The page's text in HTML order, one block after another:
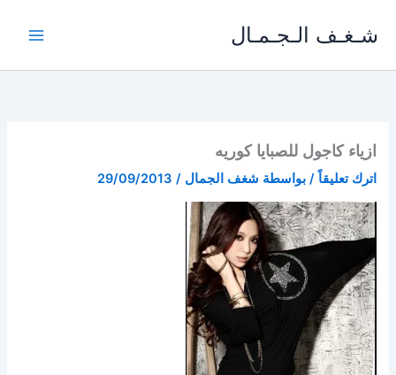
شـغـف الـجـمـال
ازياء كاجول للصبايا كوريه
اترك تعليقاً / بواسطة شغف الجمال/
29/09/2013